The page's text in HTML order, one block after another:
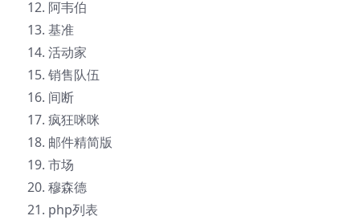
阿韦伯
基准
活动家
销售队伍
间断
疯狂咪咪
邮件精简版
市场
穆森德
php列表